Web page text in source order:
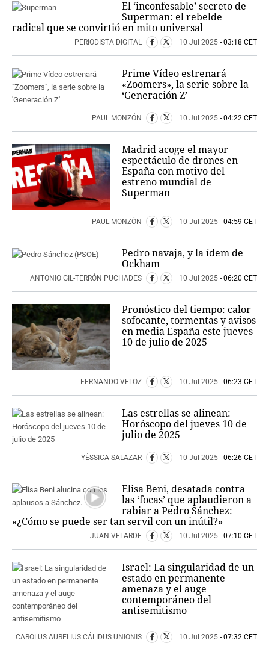
El ‘inconfesable’ secreto de
Superman: el rebelde
radical que se convirtió en mito universal
PERIODISTA DIGITAL 10 Jul 2025 - 03:18 CET
Prime Vídeo estrenará
«Zoomers», la serie sobre la
‘Generación Z’
PAUL MONZÓN 10 Jul 2025 - 04:22 CET
Madrid acoge el mayor
espectáculo de drones en
España con motivo del
estreno mundial de
Superman
PAUL MONZÓN 10 Jul 2025 - 04:59 CET
Pedro navaja, y la ídem de
Ockham
ANTONIO GIL-TERRÓN PUCHADES 10 Jul 2025 - 06:20 CET
Pronóstico del tiempo: calor
sofocante, tormentas y avisos
en media España este jueves
10 de julio de 2025
FERNANDO VELOZ 10 Jul 2025 - 06:23 CET
Las estrellas se alinean:
Horóscopo del jueves 10 de
julio de 2025
YÉSSICA SALAZAR 10 Jul 2025 - 06:26 CET
Elisa Beni, desatada contra
las ‘focas’ que aplaudieron a
rabiar a Pedro Sánchez:
«¿Cómo se puede ser tan servil con un inútil?»
JUAN VELARDE 10 Jul 2025 - 07:10 CET
Israel: La singularidad de un
estado en permanente
amenaza y el auge
contemporáneo del
antisemitismo
CAROLUS AURELIUS CÁLIDUS UNIONIS 10 Jul 2025 - 07:32 CET